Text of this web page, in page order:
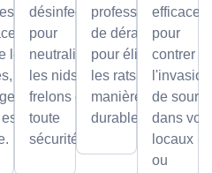
et
les
pour
désinfection
pour
neutraliser
les nids de
frelons en
toute
sécurité.
professionnelles
de dératisation
pour éliminer
les rats de
manière sûre et
durable.
efficaces
pour
contrer
l'invasion
de souris
dans vos
locaux
ou